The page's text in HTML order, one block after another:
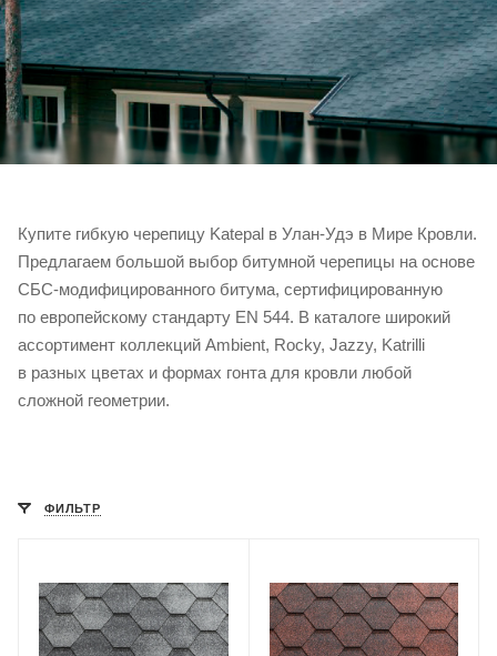
Главная — Каталог —
Материалы для кровли и крыши в Улан-Удэ —
Мягкая кровля в Улан-Удэ —
Гибкая черепица Катепал в Улан-Удэ
Купите гибкую черепицу Katepal в Улан-Удэ в Мире Кровли.
Предлагаем большой выбор битумной черепицы на основе
СБС-модифицированного битума, сертифицированную
по европейскому стандарту EN 544. В каталоге широкий
ассортимент коллекций Ambient, Rocky, Jazzy, Katrilli
в разных цветах и формах гонта для кровли любой
сложной геометрии.
ФИЛЬТР